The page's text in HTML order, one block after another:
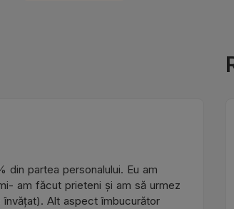
din partea personalului. Eu am
am făcut prieteni și am să urmez
Alt aspect îmbucurător